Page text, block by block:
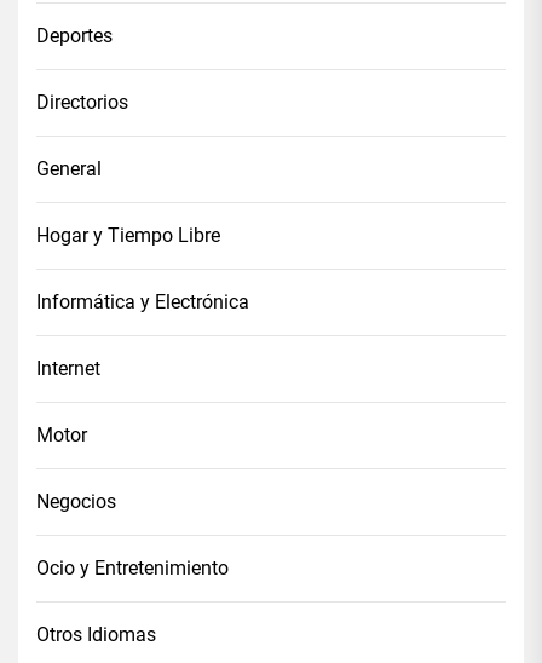
Deportes
Directorios
General
Hogar y Tiempo Libre
Informática y Electrónica
Internet
Motor
Negocios
Ocio y Entretenimiento
Otros Idiomas